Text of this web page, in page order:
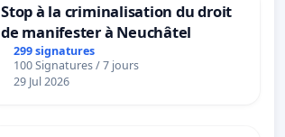
Stop à la criminalisation du droit
de manifester à Neuchâtel
299 signatures
100 Signatures / 7 jours
29 Jul 2026